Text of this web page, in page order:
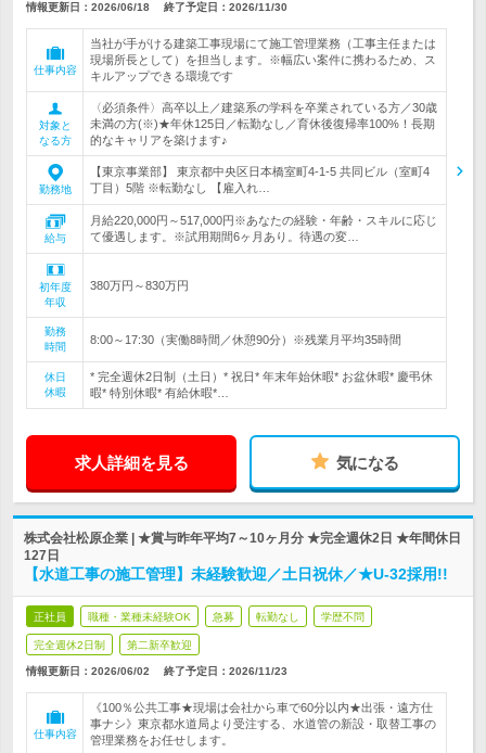
情報更新日：2026/06/18 終了予定日： 2026/11/30
仕事内容
当社が手がける建築工事現場にて施工管理業務（工事主任または
現場所長として）を担当します。※幅広い案件に携わるため、ス
キルアップできる環境です
対象と
なる方
〈必須条件〉高卒以上／建築系の学科を卒業されている方／30歳
未満の方(※)★年休125日／転勤なし／育休後復帰率100%！長期
的なキャリアを築けます♪
勤務地
【東京事業部】 東京都中央区日本橋室町4-1-5 共同ビル（室町4
丁目）5階 ※転勤なし 【雇入れ…
給与
月給220,000円～517,000円※あなたの経験・年齢・スキルに応じ
て優遇します。※試用期間6ヶ月あり。待遇の変…
初年度
年収
380万円～830万円
勤務
時間
8:00～17:30（実働8時間／休憩90分）※残業月平均35時間
休日
休暇
* 完全週休2日制（土日）* 祝日* 年末年始休暇* お盆休暇* 慶弔休
暇* 特別休暇* 有給休暇*…
求人詳細を見る 気になる
株式会社松原企業 | ★賞与昨年平均7～10ヶ月分 ★完全週休2日 ★年間休日
127日
【水道工事の施工管理】未経験歓迎／土日祝休／★U-32採用!!
正社員 職種・業種未経験OK 急募 転勤なし 学歴不問
完全週休2日制 第二新卒歓迎
情報更新日：2026/06/02 終了予定日： 2026/11/23
仕事内容
《100％公共工事★現場は会社から車で60分以内★出張・遠方仕
事ナシ》東京都水道局より受注する、水道管の新設・取替工事の
管理業務をお任せします。